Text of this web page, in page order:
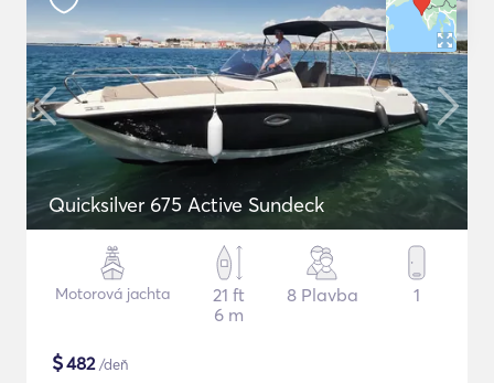
Quicksilver 675 Active Sundeck
Motorová jachta
21 ft
6 m
8 Plavba 1
$482/deň